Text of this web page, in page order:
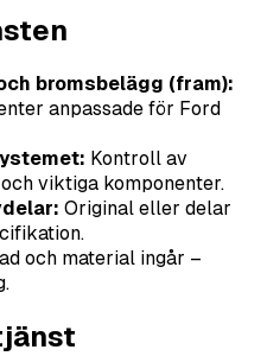
bromsbelägg (fram):
anpassade för Ford
Kontroll av
viktiga komponenter.
Original eller delar
och material ingår –